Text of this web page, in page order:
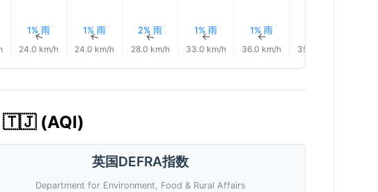
1% 雨
↑
24.0 km/h
1% 雨
↑
24.0 km/h
2% 雨
↑
28.0 km/h
1% 雨
↑
33.0 km/h
1% 雨
↑
36.0 km/h 35.0 km/h
🇹🇯 (AQI)
英国DEFRA指数
Department for Environment, Food & Rural Affairs